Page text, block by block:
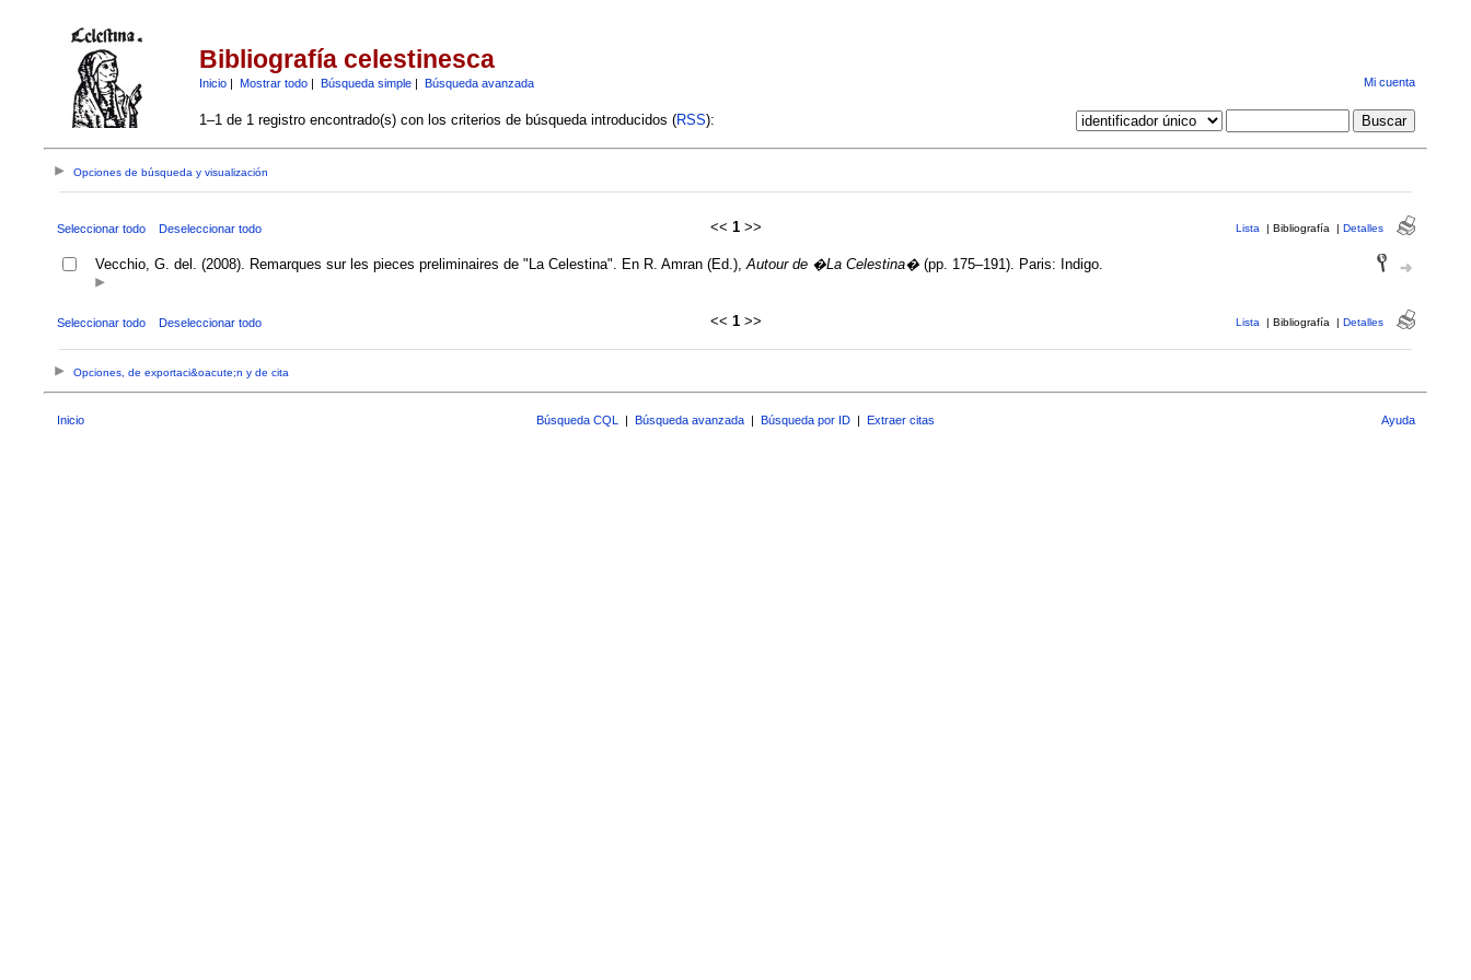
Bibliografía celestinesca
Inicio| Mostrar todo| Búsqueda simple| Búsqueda avanzada Mi cuenta
1–1 de 1 registro encontrado(s) con los criterios de búsqueda introducidos (RSS):
Opciones de búsqueda y visualización
Seleccionar todo Deseleccionar todo << 1>> Lista | Bibliografía | Detalles
Vecchio, G. del. (2008). Remarques sur les pieces preliminaires de "La Celestina". En R. Amran (Ed.), Autour de �La Celestina�(pp. 175–191). Paris: Indigo.
Seleccionar todo Deseleccionar todo << 1>> Lista | Bibliografía | Detalles
Opciones, de exportaci&oacute;n y de cita
Inicio Búsqueda CQL | Búsqueda avanzada | Búsqueda por ID | Extraer citas Ayuda